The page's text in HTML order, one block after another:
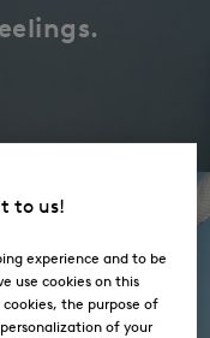
to us!
experience and to be
use cookies on this
the purpose of
of your